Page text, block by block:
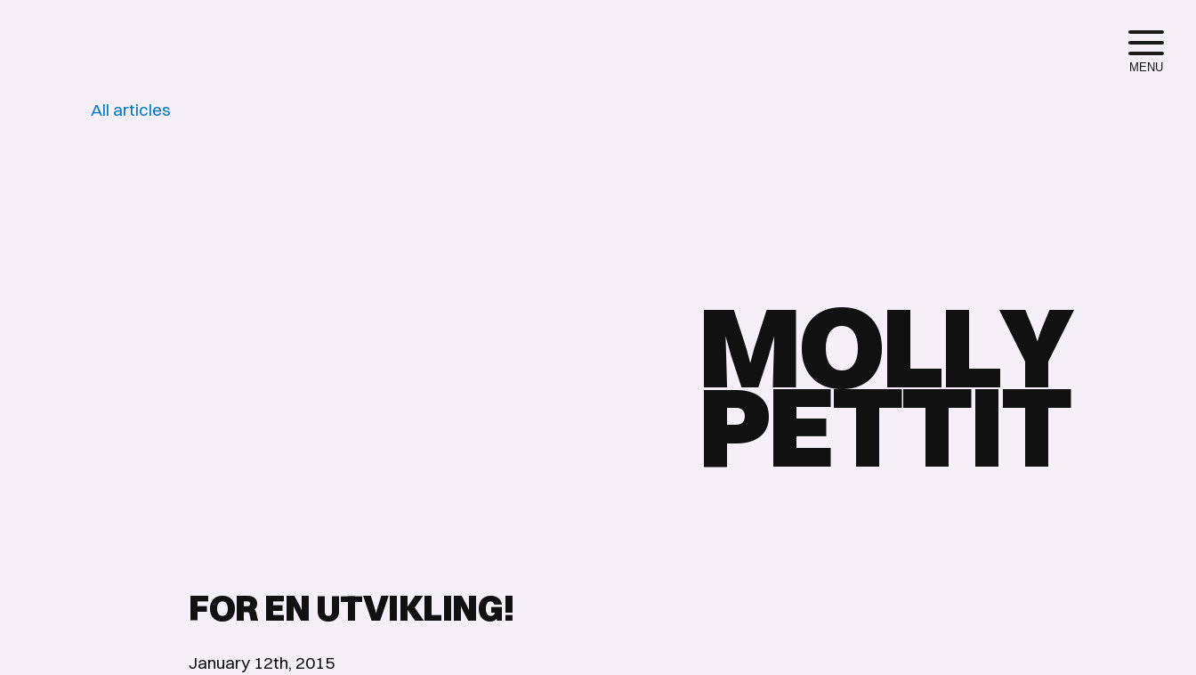
MENU
All articles
MOLLY
PETTIT
FOR EN UTVIKLING!
January 12th, 2015